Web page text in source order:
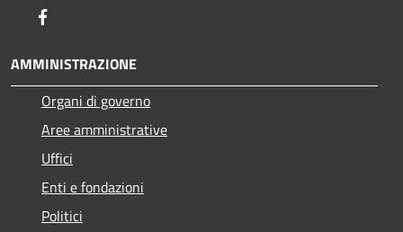
AMMINISTRAZIONE
Organi di governo
Aree amministrative
Uffici
Enti e fondazioni
Politici